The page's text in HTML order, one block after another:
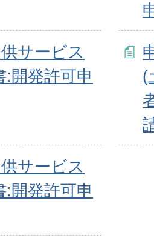
サービス
:開発許可申
(
サービス
:開発許可申